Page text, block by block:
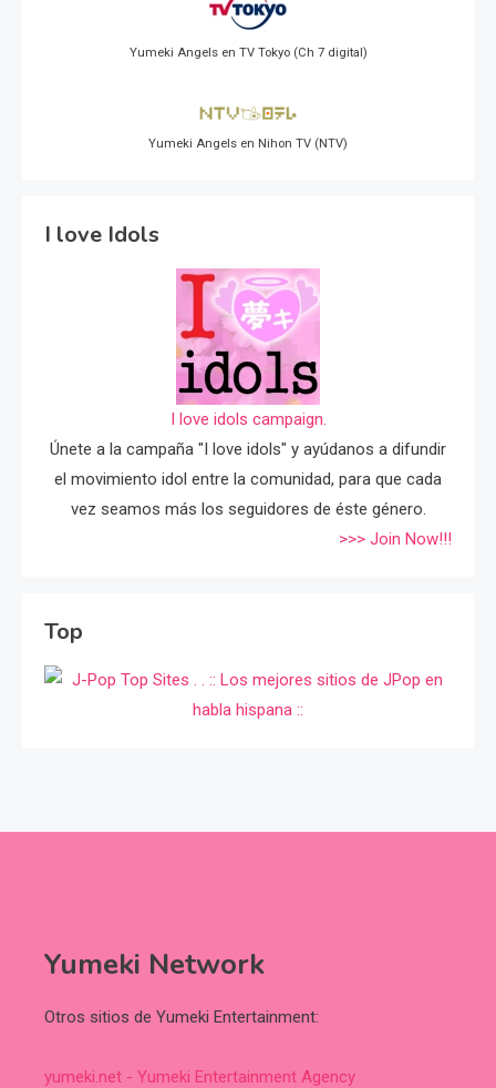
Yumeki Angels en TV Tokyo (Ch 7 digital)
Yumeki Angels en Nihon TV (NTV)
I love Idols
I love idols campaign.
Únete a la campaña "I love idols" y ayúdanos a difundir
el movimiento idol entre la comunidad, para que cada
vez seamos más los seguidores de éste género.
>>> Join Now!!!
Top
Yumeki Network
Otros sitios de Yumeki Entertainment:
yumeki.net - Yumeki Entertainment Agency